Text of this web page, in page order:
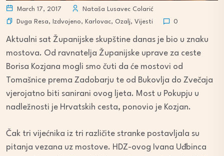
March 17, 2017
Nataša Lusavec Colarić
Duga Resa, Izdvojeno, Karlovac, Ozalj, Vijesti 0
Aktualni sat Županijske skupštine danas je bio u znaku
mostova. Od ravnatelja Županijske uprave za ceste
Borisa Kozjana mogli smo čuti da će mostovi od
Tomašnice prema Zadobarju te od Bukovlja do Zvečaja
vjerojatno biti sanirani ovog ljeta. Most u Pokupju u
nadležnosti je Hrvatskih cesta, ponovio je Kozjan.
Čak tri vijećnika iz tri različite stranke postavljala su
pitanja vezana uz mostove. HDZ-ovog Ivana Uđbinca